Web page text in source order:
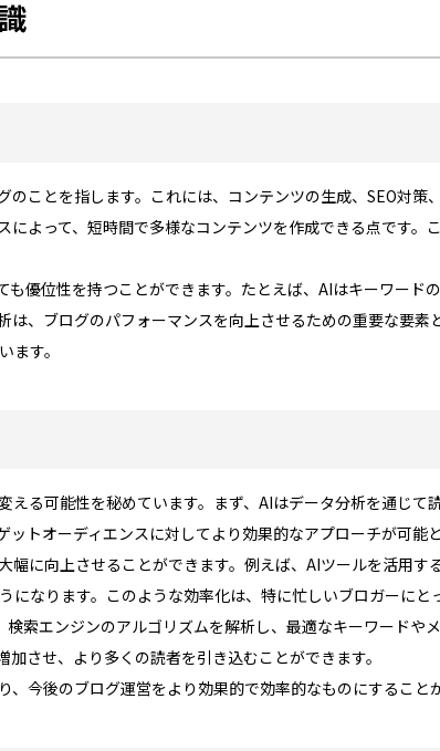
ことを指します。これには、コンテンツの生成、SEO対
よって、短時間で多様なコンテンツを作成できる点です
優位性を持つことができます。たとえば、AIはキーワード
、ブログのパフォーマンスを向上させるための重要な要
ます。
る可能性を秘めています。まず、AIはデータ分析を通じ
トオーディエンスに対してより効果的なアプローチが可能と
に向上させることができます。例えば、AIツールを活用す
なります。このような効率化は、特に忙しいブロガーにと
索エンジンのアルゴリズムを解析し、最適なキーワードや
させ、より多くの読者を引き込むことができます。
今後のブログ運営をより効果的で効率的なものにすること